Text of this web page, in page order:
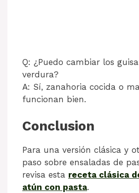
Q: ¿Puedo cambiar los
verdura?
A: Sí, zanahoria cocida o
funcionan bien.
Conclusion
Para una versión clásica y
paso sobre ensaladas de
revisa esta receta clásica
atún con pasta.